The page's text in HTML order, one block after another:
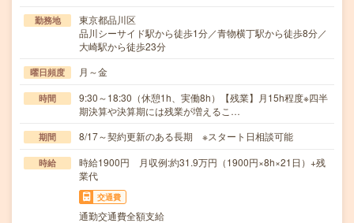
勤務地
東京都品川区
品川シーサイド駅から徒歩1分／青物横丁駅から徒歩8分／
大崎駅から徒歩23分
曜日頻度 月～金
時間
9:30～18:30（休憩1h、実働8h）【残業】月15h程度※四半
期決算や決算期には残業が増えるこ…
期間 8/17～契約更新のある長期 ※スタート日相談可能
時給
時給1900円 月収例:約31.9万円（1900円×8h×21日）+残
業代
交通費
通勤交通費全額支給